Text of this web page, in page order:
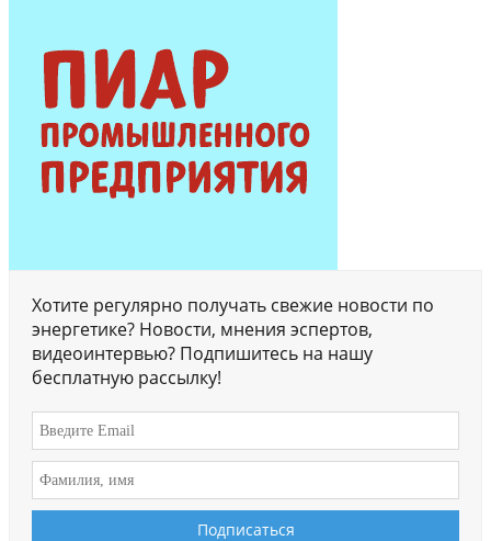
Хотите регулярно получать свежие новости по
энергетике? Новости, мнения эспертов,
видеоинтервью? Подпишитесь на нашу
бесплатную рассылку!